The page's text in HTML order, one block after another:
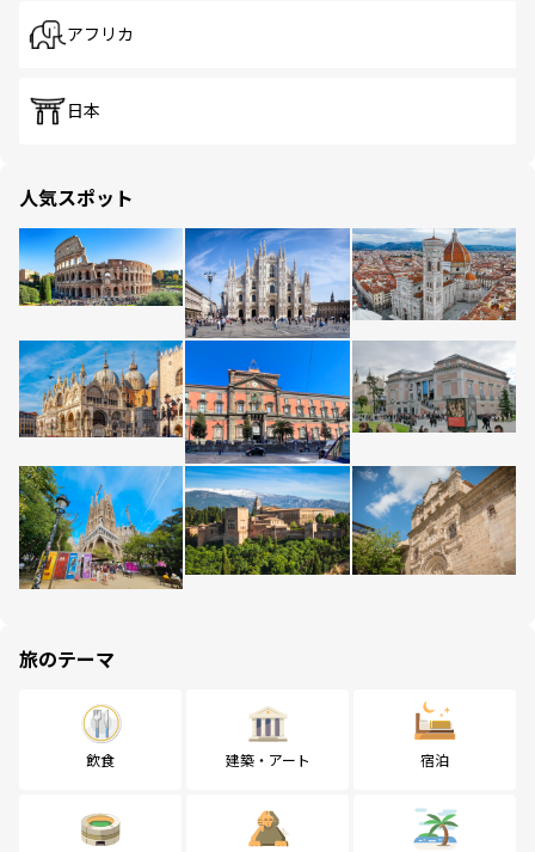
アフリカ
日本
人気スポット
旅のテーマ
飲食 建築・アート 宿泊